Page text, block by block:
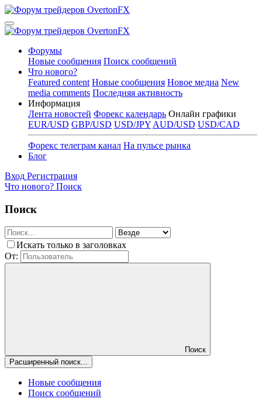
Форумы
Новые сообщения Поиск сообщений
Что нового?
Featured content Новые сообщения Новое медиа New
media comments Последняя активность
Информация
Лента новостей Форекс календарь Онлайн графики
EUR/USD GBP/USD USD/JPY AUD/USD USD/CAD
Форекс телеграм канал На пульсе рынка
Блог
Вход Регистрация
Что нового? Поиск
Поиск
Искать только в заголовках
От:
Поиск
Расширенный поиск...
Новые сообщения
Поиск сообщений